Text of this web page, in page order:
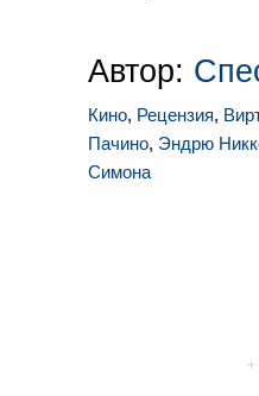
Автор:
Кино, Рецензия,
Пачино, Эндрю
Симона